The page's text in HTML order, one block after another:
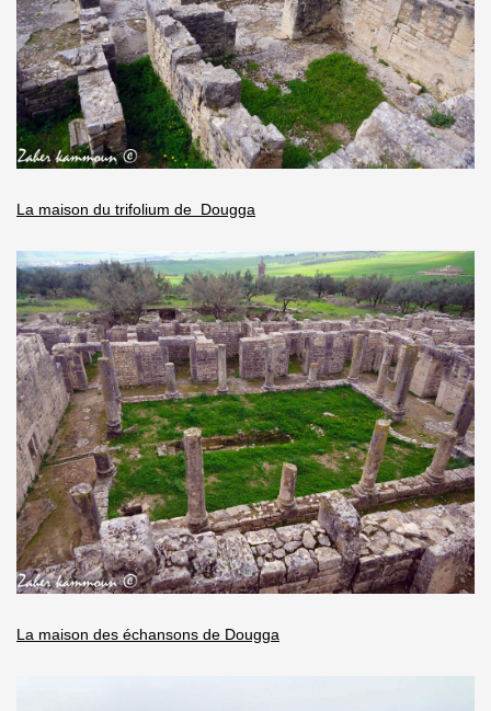
La maison du trifolium de Dougga
La maison des échansons de Dougga